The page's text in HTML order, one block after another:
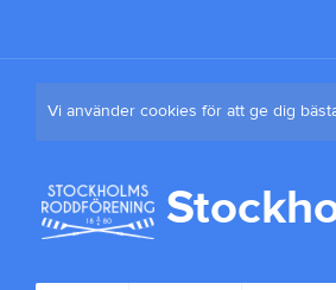
Vi använder cookies för att ge dig